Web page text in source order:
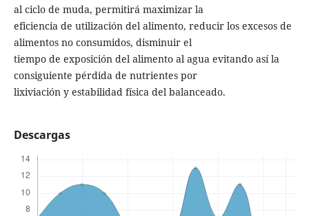
al ciclo de muda, permitirá maximizar la
eficiencia de utilización del alimento, reducir los excesos de
alimentos no consumidos, disminuir el
tiempo de exposición del alimento al agua evitando así la
consiguiente pérdida de nutrientes por
lixiviación y estabilidad física del balanceado.
Descargas